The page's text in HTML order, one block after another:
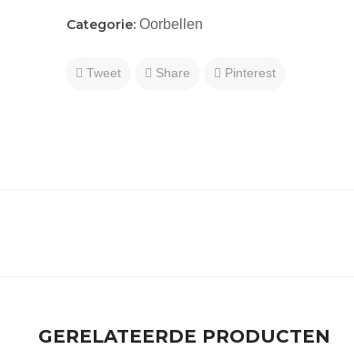
Categorie:Oorbellen
Tweet Share Pinterest
GERELATEERDE PRODUCTEN